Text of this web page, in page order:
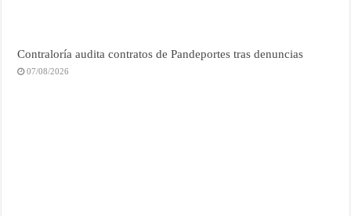
Contraloría audita contratos de Pandeportes tras denuncias
07/08/2026